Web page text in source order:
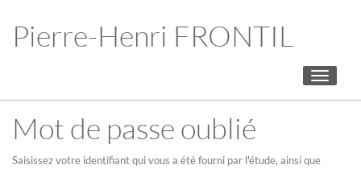
Pierre-Henri FRONTIL
Toggle
Mot de passe oublié
Saisissez votre identifiant qui vous a été fourni par l'étude, ainsi que